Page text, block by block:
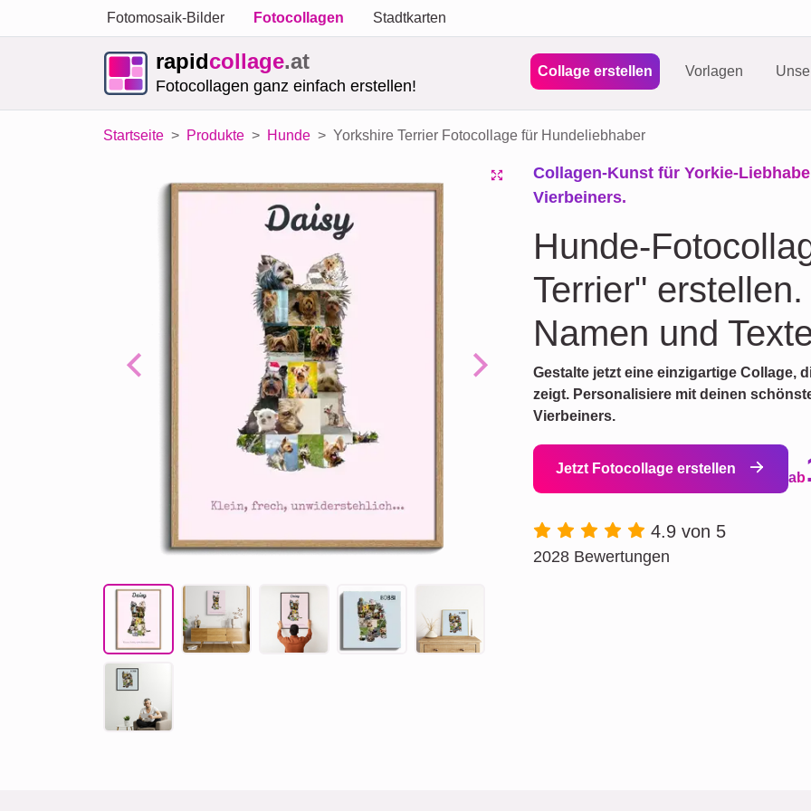
Fotomosaik-Bilder Fotocollagen Stadtkarten
rapidcollage.at
Fotocollagen ganz einfach erstellen!
Collage erstellen Vorlagen
Startseite Produkte Hunde Yorkshire Terrier Fotocollage für Hundeliebhaber
Previous Next
Collagen-Kunst für Yorkie-
Vierbeiners.
Hunde-
Terrier"
Namen und
Gestalte jetzt eine einzigartige Collage,
zeigt. Personalisiere mit deinen
Vierbeiners.
Jetzt Fotocollage erstellen
ab
4.9 von 5
2028 Bewertungen